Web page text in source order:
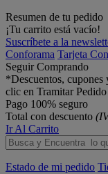
Resumen de tu pedido
¡Tu carrito está vacío!
Suscríbete a la
Conforama Tarjeta
Seguir Comprando
*Descuentos,
clic en Tramitar
Pago 100% seguro
Total con descuento
Ir Al Carrito
Estado de mi pedido